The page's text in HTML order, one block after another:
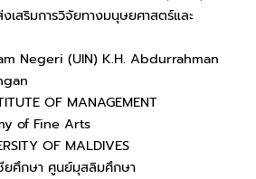
เสริมการวิจัยทางมนุษยศาสตร์และ
Negeri (UIN) K.H. Abdurrahman
OF MANAGEMENT
of Fine Arts
OF MALDIVES
ยศึกษา ศูนย์มุสลิมศึกษา